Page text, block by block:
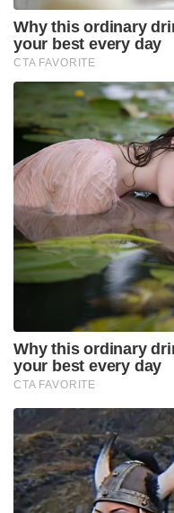
Why this ordinary
your best every day
CTA FAVORITE
Why this ordinary
your best every day
CTA FAVORITE